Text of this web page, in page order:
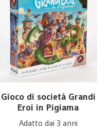
Gioco di società Grandi
Eroi in Pigiama
Adatto dai 3 anni